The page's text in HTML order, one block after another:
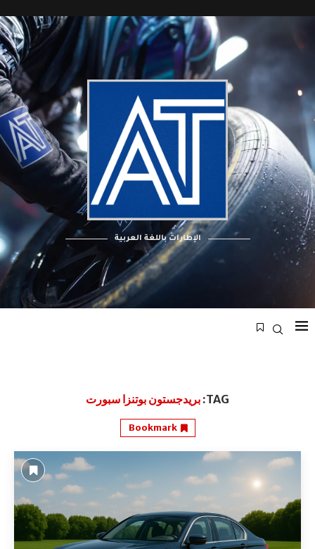
الإطارات باللغة العربية
TAG: بريدجستون بوتنزا سبورت
Bookmark